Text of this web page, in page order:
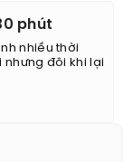
phút
nhiều thời
đôi khi lại